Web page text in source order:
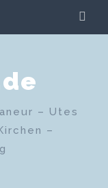
– Utes
–